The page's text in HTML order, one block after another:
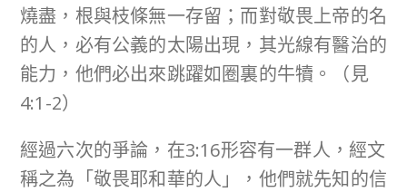
燒盡，根與枝條無一存留；而對敬畏上帝的名
的人，必有公義的太陽出現，其光線有醫治的
能力，他們必出來跳躍如圈裏的牛犢。（見
4:1-2）
經過六次的爭論，在3:16形容有一群人，經文
稱之為「敬畏耶和華的人」，他們就先知的信